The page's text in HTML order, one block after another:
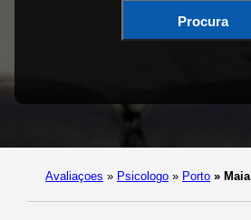
Procura
Avaliaçoes » Psicologo » Porto » Maia